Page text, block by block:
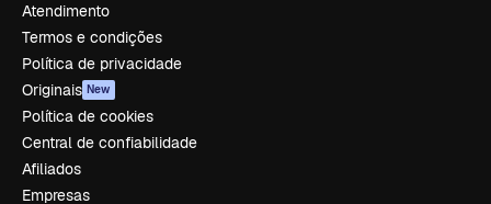
Atendimento
Termos e condições
Política de privacidade
Originais New
Política de cookies
Central de confiabilidade
Afiliados
Empresas